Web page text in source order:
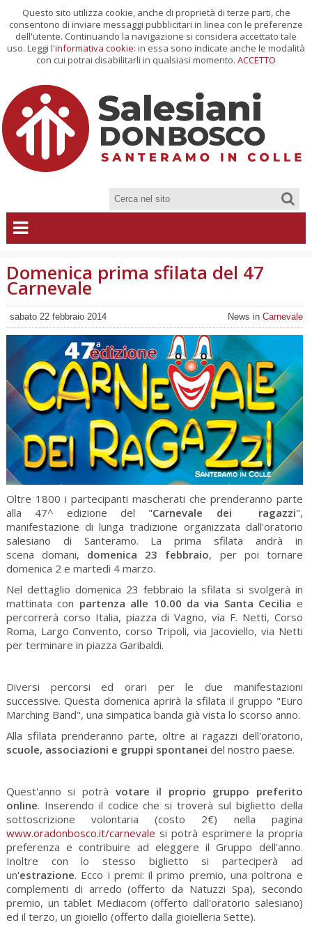
Questo sito utilizza cookie, anche di proprietà di terze parti, che
consentono di inviare messaggi pubblicitari in linea con le preferenze
dell'utente. Continuando la navigazione si considera accettato tale
uso. Leggi l'informativa cookie: in essa sono indicate anche le modalità
con cui potrai disabilitarli in qualsiasi momento. ACCETTO
Domenica prima sfilata del 47
Carnevale
sabato 22 febbraio 2014 News in Carnevale
Oltre 1800 i partecipanti mascherati che prenderanno parte
alla 47^ edizione del "Carnevale dei ragazzi",
manifestazione di lunga tradizione organizzata dall'oratorio
salesiano di Santeramo. La prima sfilata andrà in
scena
domani, domenica 23 febbraio, per poi tornare
domenica 2 e martedì 4 marzo.
Nel dettaglio domenica 23 febbraio la sfilata si svolgerà in
mattinata con partenza alle 10.00 da via Santa Cecilia e
percorrerà corso Italia, piazza di Vagno, via F. Netti, Corso
Roma, Largo Convento, corso Tripoli, via Jacoviello, via Netti
per terminare in piazza Garibaldi.
Diversi percorsi ed orari per le due manifestazioni
successive. Questa domenica aprirà la sfilata il gruppo "Euro
Marching Band", una simpatica banda già vista lo scorso anno.
Alla sfilata prenderanno parte, oltre ai ragazzi dell'oratorio,
scuole, associazioni e gruppi spontanei del nostro paese.
Quest'anno si potrà votare il proprio gruppo preferito
online. Inserendo il codice che si troverà sul biglietto della
sottoscrizione volontaria (costo 2€) nella pagina
www.oradonbosco.it/carnevale si potrà esprimere la propria
preferenza e contribuire ad eleggere il Gruppo dell'anno.
Inoltre con lo stesso biglietto si parteciperà ad
un'estrazione. Ecco i premi: il primo premio, una poltrona e
complementi di arredo (offerto da Natuzzi Spa), secondo
premio, un tablet Mediacom (offerto dall'oratorio salesiano)
ed il terzo, un gioiello (offerto dalla gioielleria Sette).